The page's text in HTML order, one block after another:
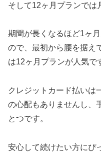
そして12ヶ月プランでは
期間が長くなるほど1ヶ
ので、最初から腰を据え
は12ヶ月プランが人気で
クレジットカード払いは
の心配もありませんし、
とつです。
安心して続けたい方にぴ